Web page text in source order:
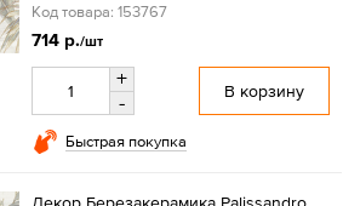
Код товара: 153767
714 р./шт
+
-
В корзину
Быстрая покупка